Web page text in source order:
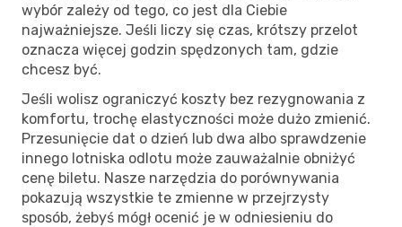
wybór zależy od tego, co jest dla Ciebie
najważniejsze. Jeśli liczy się czas, krótszy przelot
oznacza więcej godzin spędzonych tam, gdzie
chcesz być.
Jeśli wolisz ograniczyć koszty bez rezygnowania z
komfortu, trochę elastyczności może dużo zmienić.
Przesunięcie dat o dzień lub dwa albo sprawdzenie
innego lotniska odlotu może zauważalnie obniżyć
cenę biletu. Nasze narzędzia do porównywania
pokazują wszystkie te zmienne w przejrzysty
sposób, żebyś mógł ocenić je w odniesieniu do